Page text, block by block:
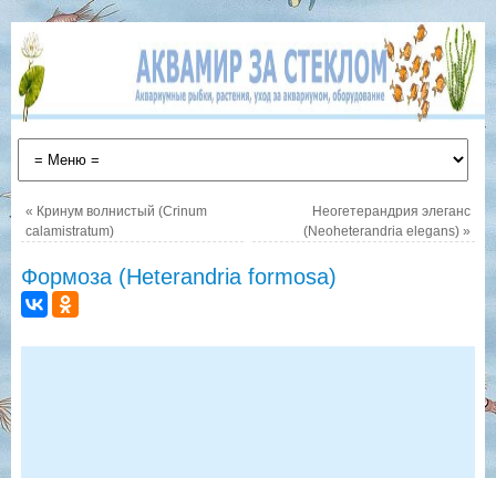
« Кринум волнистый (Crinum
calamistratum)
Неогетерандрия элеганс
(Neoheterandria elegans)»
Формоза (Heterandria formosa)